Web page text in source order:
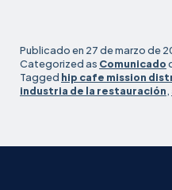
popular
Mission
Beach
Café
Publicado en 27 de marzo de
Categorized as Comunicado
Tagged hip cafe mission
industria de la restauración,